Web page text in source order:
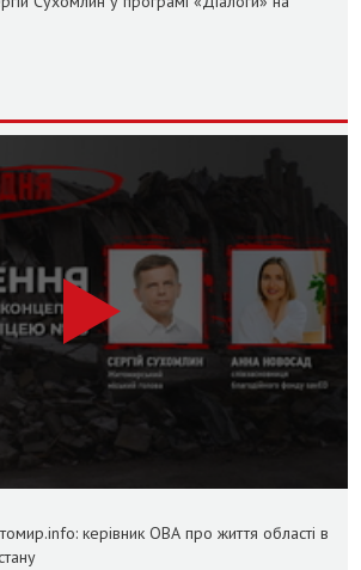
керівник ОВА про життя області в